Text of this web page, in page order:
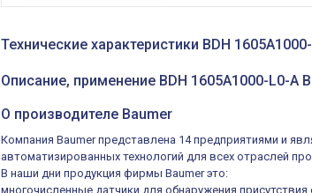
Технические характеристики BDH
Описание, применение BDH 1605A1000-L0-A
О производителе Baumer
Компания Baumer представлена 14 предприятиями и
автоматизированных технологий для всех отраслей
В наши дни продукция фирмы Baumer это:
многочисленные датчики для обнаружения